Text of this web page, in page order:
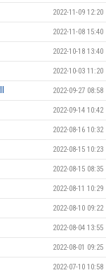
2022-11-09 12:20
2022-11-08 15:40
2022-10-18 13:40
2022-10-03 11:20
2022-09-27 08:58
2022-09-14 10:42
2022-08-16 10:32
2022-08-15 10:23
2022-08-15 08:35
2022-08-11 10:29
2022-08-10 09:22
2022-08-04 13:55
2022-08-01 09:25
2022-07-10 10:58